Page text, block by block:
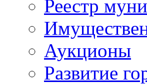
Реестр
Аукционы
Развитие